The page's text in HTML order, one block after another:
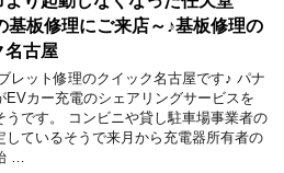
基板修理にご来店～♪基板修理の
名古屋
レット修理のクイック名古屋です♪ パナ
EVカー充電のシェアリングサービスを
うです。 コンビニや貸し駐車場事業者の
しているそうで来月から充電器所有者の
…